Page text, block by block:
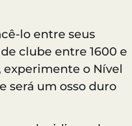
lo entre seus
clube entre 1600 e
experimente o Nível
será um osso duro